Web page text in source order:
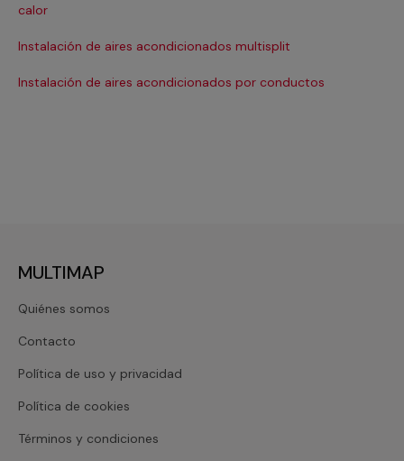
calor
Instalación de aires acondicionados multisplit
Instalación de aires acondicionados por conductos
MULTIMAP
Quiénes somos
Contacto
Política de uso y privacidad
Política de cookies
Términos y condiciones